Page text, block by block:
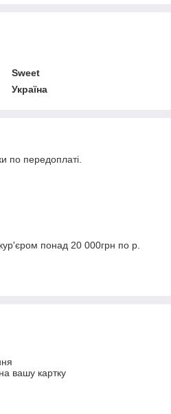
Sweet
Україна
по передоплаті.
понад 20 000грн по р.
вашу картку